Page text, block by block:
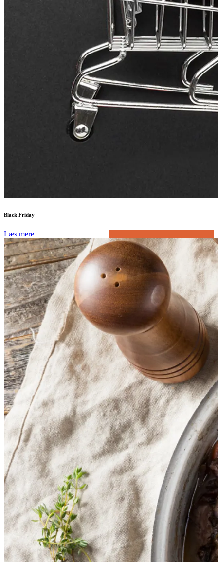
Black Friday
Læs mere